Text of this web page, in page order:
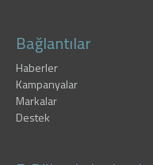
Bağlantılar
Haberler
Kampanyalar
Markalar
Destek